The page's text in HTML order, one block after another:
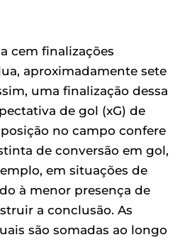
cem finalizações
aproximadamente sete
uma finalização dessa
de gol (xG) de
posição no campo confere
de conversão em gol,
em situações de
à menor presença de
a conclusão. As
são somadas ao longo